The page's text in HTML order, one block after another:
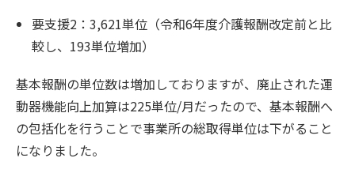
要支援2：3,621単位（令和6年度介護報酬改定前と比
較し、193単位増加）
基本報酬の単位数は増加しておりますが、廃止された運
動器機能向上加算は225単位/月だったので、基本報酬へ
の包括化を行うことで事業所の総取得単位は下がること
になりました。